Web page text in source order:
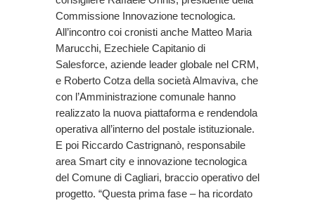
Commissione Innovazione tecnologica.
All’incontro coi cronisti anche Matteo Maria
Marucchi, Ezechiele Capitanio di
Salesforce, aziende leader globale nel CRM,
e Roberto Cotza della società Almaviva, che
con l’Amministrazione comunale hanno
realizzato la nuova piattaforma e rendendola
operativa all’interno del postale istituzionale.
E poi Riccardo Castrignanò, responsabile
area Smart city e innovazione tecnologica
del Comune di Cagliari, braccio operativo del
progetto. “Questa prima fase – ha ricordato